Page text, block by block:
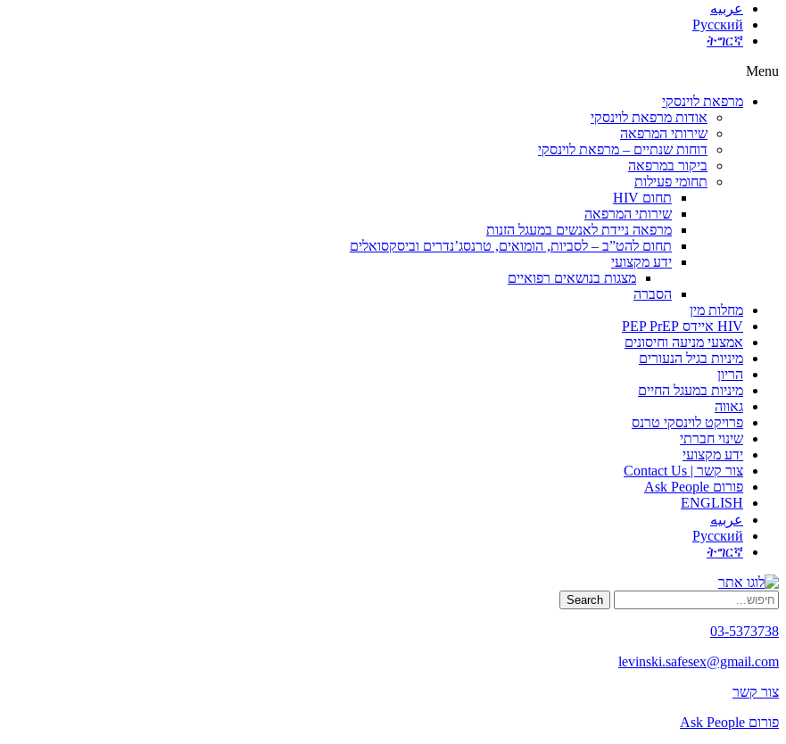
عربيه
Русский
ትግርኛ
Menu
מרפאת לוינסקי
אודות מרפאת לוינסקי
שירותי המרפאה
דוחות שנתיים – מרפאת לוינסקי
ביקור במרפאה
תחומי פעילות
תחום HIV
שירותי המרפאה
מרפאה ניידת לאנשים במעגל הזנות
תחום להט”ב – לסביות, הומואים, טרנסג’נדרים וביסקסואלים
ידע מקצועי
מצגות בנושאים רפואיים
הסברה
מחלות מין
HIV איידס PEP PrEP
אמצעי מניעה וחיסונים
מיניות בגיל הנעורים
הריון
מיניות במעגל החיים
גאווה
פרויקט לוינסקי טרנס
שינוי חברתי
ידע מקצועי
צור קשר | Contact Us
פורום Ask People
ENGLISH
عربيه
Русский
ትግርኛ
Search
03-5373738
levinski.safesex@gmail.com
צור קשר
פורום Ask People